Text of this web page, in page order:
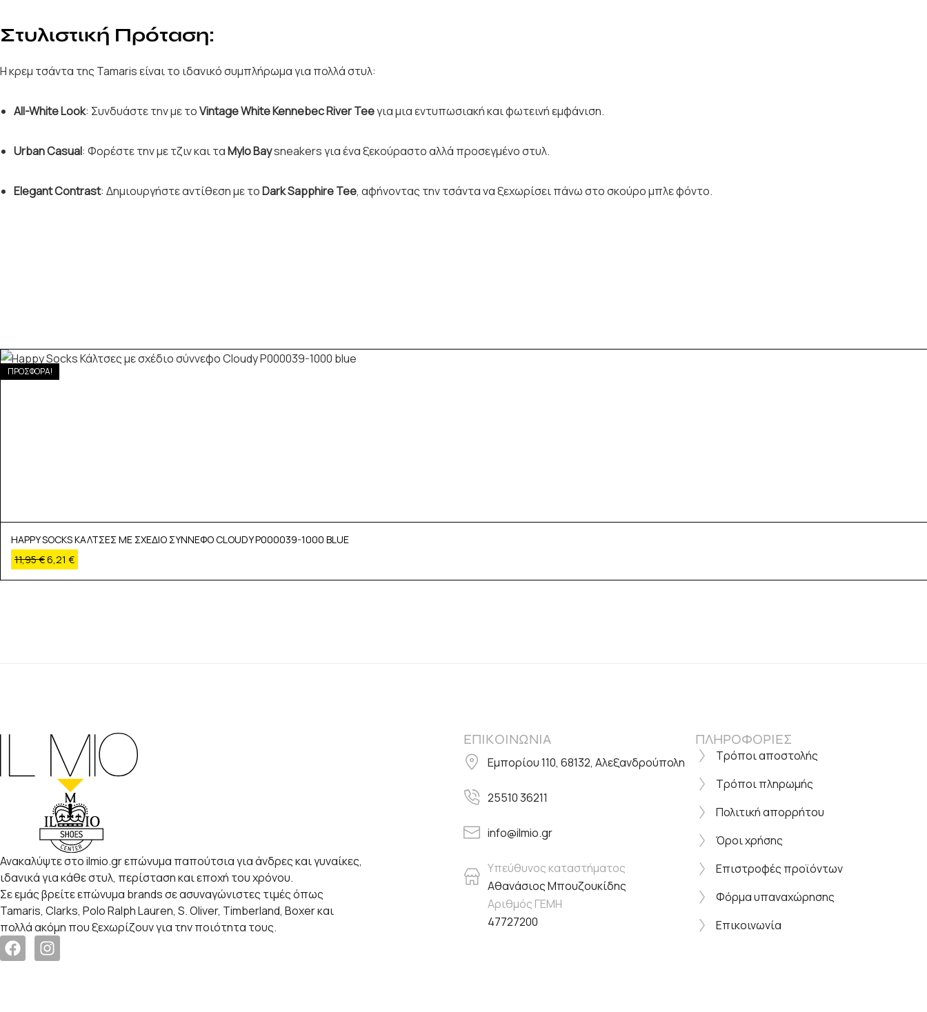
Στυλιστική Πρόταση:
Η κρεμ τσάντα της Tamaris είναι το ιδανικό συμπλήρωμα για πολλά στυλ:
All-White Look: Συνδυάστε την με τοVintage White Kennebec River Teeγια μια εντυπωσιακή και φωτεινή εμφάνιση.
Urban Casual: Φορέστε την με τζιν και ταMylo Baysneakers για ένα ξεκούραστο αλλά προσεγμένο στυλ.
Elegant Contrast: Δημιουργήστε αντίθεση με τοDark Sapphire Tee, αφήνοντας την τσάντα να ξεχωρίσει πάνω στο σκούρο μπλε φόντο.
ΠΡΟΣΦΟΡΑ!
HAPPY SOCKS ΚΑΛΤΣΕΣ ΜΕ ΣΧΕΔΙΟ ΣΥΝΝΕΦΟ CLOUDY P000039-1000 BLUE
11,95€6,21 €
Ανακαλύψτε στο ilmio.gr επώνυμα παπούτσια για άνδρες και γυναίκες,
ιδανικά για κάθε στυλ, περίσταση και εποχή του χρόνου.
Σε εμάς βρείτε επώνυμα brands σε ασυναγώνιστες τιμές όπως
Tamaris, Clarks, Polo Ralph Lauren, S. Oliver, Timberland, Boxer και
πολλά ακόμη που ξεχωρίζουν για την ποιότητα τους.
ΕΠΙΚΟΙΝΩΝΙΑ
Εμπορίου 110, 68132, Αλεξανδρούπολη
25510 36211
info@ilmio.gr
Υπεύθυνος καταστήματος
Αθανάσιος Μπουζουκίδης
Αριθμός ΓΕΜΗ
47727200
ΠΛΗΡΟΦΟΡΙΕΣ
Τρόποι αποστολής
Τρόποι πληρωμής
Πολιτική απορρήτου
Όροι χρήσης
Επιστροφές προϊόντων
Φόρμα υπαναχώρησης
Επικοινωνία